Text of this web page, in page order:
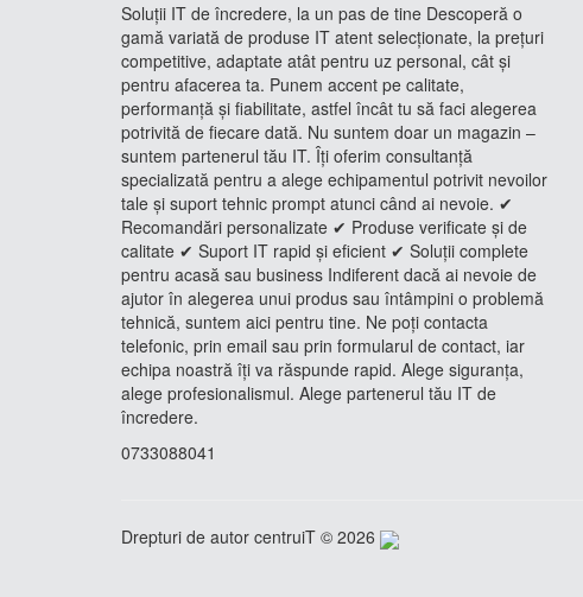
Soluții IT de încredere, la un pas de tine Descoperă o
gamă variată de produse IT atent selecționate, la prețuri
competitive, adaptate atât pentru uz personal, cât și
pentru afacerea ta. Punem accent pe calitate,
performanță și fiabilitate, astfel încât tu să faci alegerea
potrivită de fiecare dată. Nu suntem doar un magazin –
suntem partenerul tău IT. Îți oferim consultanță
specializată pentru a alege echipamentul potrivit nevoilor
tale și suport tehnic prompt atunci când ai nevoie. ✔
Recomandări personalizate ✔ Produse verificate și de
calitate ✔ Suport IT rapid și eficient ✔ Soluții complete
pentru acasă sau business Indiferent dacă ai nevoie de
ajutor în alegerea unui produs sau întâmpini o problemă
tehnică, suntem aici pentru tine. Ne poți contacta
telefonic, prin email sau prin formularul de contact, iar
echipa noastră îți va răspunde rapid. Alege siguranța,
alege profesionalismul. Alege partenerul tău IT de
încredere.
0733088041
Drepturi de autor centruiT © 2026